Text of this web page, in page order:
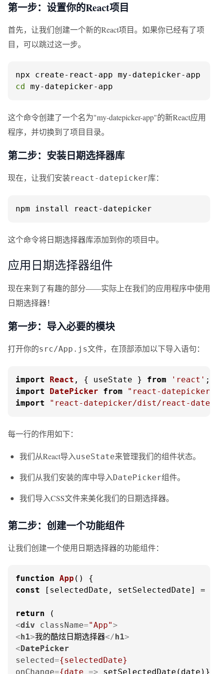
第一步：设置你的React项目
首先，让我们创建一个新的React项目。如果你已经有了项
目，可以跳过这一步。
cd my-datepicker-app
这个命令创建了一个名为"my-datepicker-app"的新React应用
程序，并切换到了项目目录。
第二步：安装日期选择器库
现在，让我们安装react-datepicker库：
npm install react-datepicker
这个命令将日期选择器库添加到你的项目中。
应用日期选择器组件
现在来到了有趣的部分——实际上在我们的应用程序中使用
日期选择器！
第一步：导入必要的模块
打开你的src/App.js文件，在顶部添加以下导入语句：
import React , { useState } from 'react'
import
DatePicker from
"react-datepicker"
import
"react-datepicker/dist/react-
每一行的作用如下：
我们从React导入useState来管理我们的组件状态。
我们从我们安装的库中导入DatePicker组件。
我们导入CSS文件来美化我们的日期选择器。
第二步：创建一个功能组件
让我们创建一个使用日期选择器的功能组件：
function App (
const [selectedDate, setSelectedDate] =
return
<div className="App">
<h1>我的酷炫日期选择器</h1>
<DatePicker
selected={selectedDate}
onChange={date => setSelectedDate(date)}